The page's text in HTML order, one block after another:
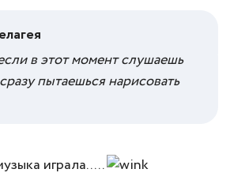
в этот момент слушаешь
пытаешься нарисовать
играла.....